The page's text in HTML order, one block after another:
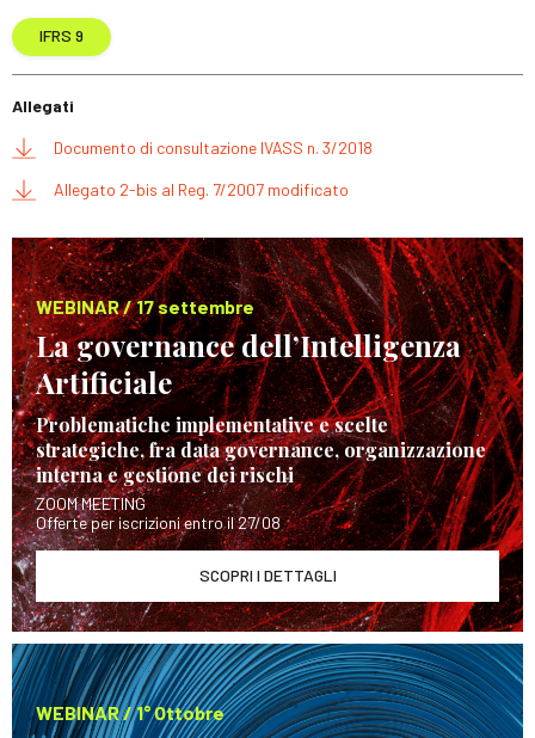
IFRS 9
Allegati
Documento di consultazione IVASS n. 3/2018
Allegato 2-bis al Reg. 7/2007 modificato
WEBINAR / 17 settembre
La governance dell’Intelligenza
Artificiale
Problematiche implementative e scelte
strategiche, fra data governance, organizzazione
interna e gestione dei rischi
ZOOM MEETING
Offerte per iscrizioni entro il 27/08
SCOPRI I DETTAGLI
WEBINAR / 1° Ottobre